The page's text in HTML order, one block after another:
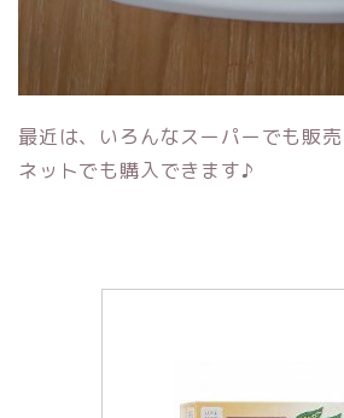
最近は、いろんなスーパーでも販
ネットでも購入できます♪